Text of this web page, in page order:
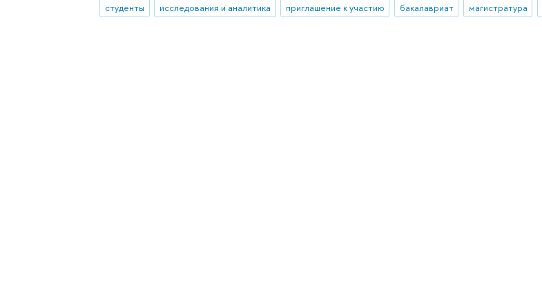
студенты исследования и аналитика приглашение к участию бакалавриат магистратура